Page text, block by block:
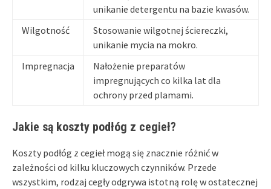
unikanie detergentu na bazie kwasów.
Wilgotność
Stosowanie wilgotnej ściereczki,
unikanie mycia na mokro.
Impregnacja
Nałożenie preparatów
impregnujących co kilka lat dla
ochrony przed plamami.
Jakie są koszty podłóg z cegieł?
Koszty podłóg z cegieł mogą się znacznie różnić w
zależności od kilku kluczowych czynników. Przede
wszystkim, rodzaj cegły odgrywa istotną rolę w ostatecznej